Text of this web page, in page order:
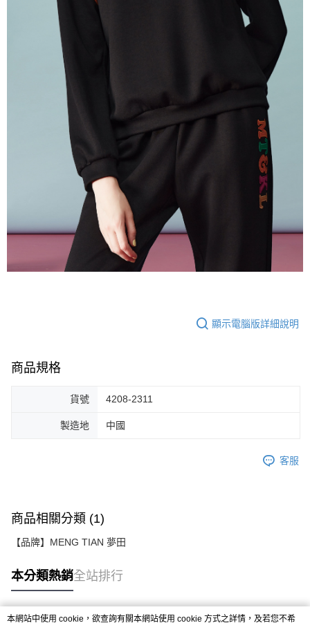
顯示電腦版詳細說明
商品規格
貨號 4208-2311
製造地 中國
客服
商品相關分類 (1)
【品牌】MENG TIAN 夢田
本分類熱銷全站排行
本網站中使用 cookie，欲查詢有關本網站使用 cookie 方式之詳情，及若您不希